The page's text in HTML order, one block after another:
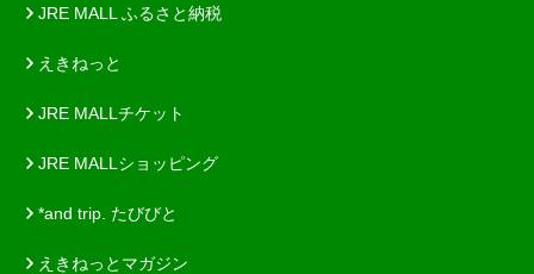
JRE MALL ふるさと納税
えきねっと
JRE MALLチケット
JRE MALLショッピング
*and trip. たびびと
えきねっとマガジン